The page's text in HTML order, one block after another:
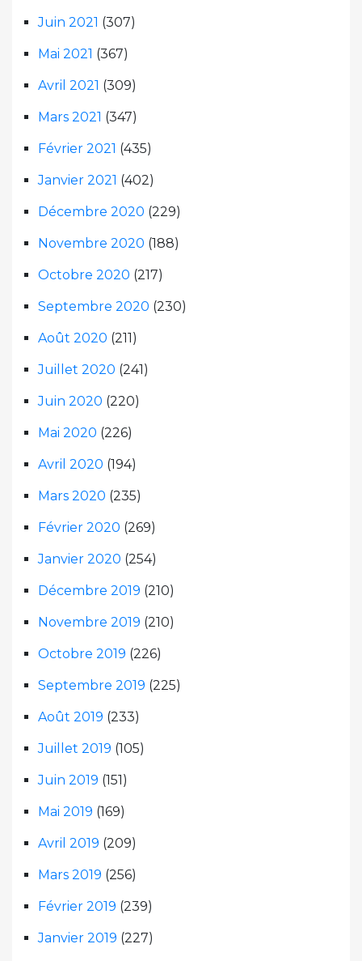
Juin 2021 (307)
Mai 2021 (367)
Avril 2021 (309)
Mars 2021 (347)
Février 2021 (435)
Janvier 2021 (402)
Décembre 2020 (229)
Novembre 2020 (188)
Octobre 2020 (217)
Septembre 2020 (230)
Août 2020 (211)
Juillet 2020 (241)
Juin 2020 (220)
Mai 2020 (226)
Avril 2020 (194)
Mars 2020 (235)
Février 2020 (269)
Janvier 2020 (254)
Décembre 2019 (210)
Novembre 2019 (210)
Octobre 2019 (226)
Septembre 2019 (225)
Août 2019 (233)
Juillet 2019 (105)
Juin 2019 (151)
Mai 2019 (169)
Avril 2019 (209)
Mars 2019 (256)
Février 2019 (239)
Janvier 2019 (227)